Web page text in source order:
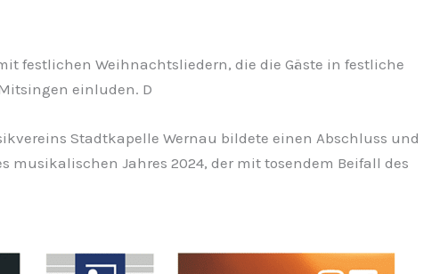
festlichen Weihnachtsliedern, die die Gäste in festliche
einluden. D
Stadtkapelle Wernau bildete einen Abschluss und
musikalischen Jahres 2024, der mit tosendem Beifall des